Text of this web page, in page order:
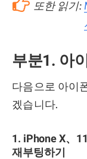
또한 읽기:
부분1. 아
다음으로 아이
겠습니다.
1. iPhone X、
재부팅하기